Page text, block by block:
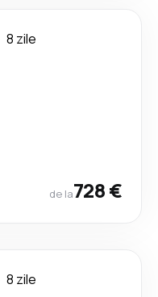
8 zile
de la728 €
8 zile